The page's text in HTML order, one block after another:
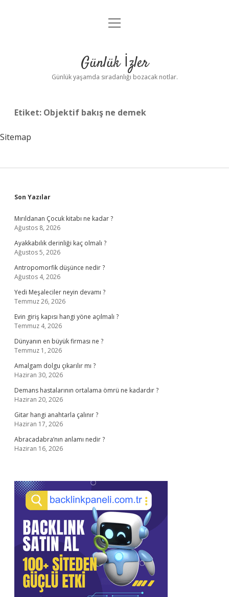
Anasayfa
Yasal Uyarı
menüyü
Günlük İzler
Günlük yaşamda sıradanlığı bozacak notlar.
Etiket: Objektif bakış ne demek
Sitemap
Sidebar
Son Yazılar
Mırıldanan Çocuk kitabı ne kadar ?
Ağustos 8, 2026
Ayakkabılık derinliği kaç olmalı ?
Ağustos 5, 2026
Antropomorfik düşünce nedir ?
Ağustos 4, 2026
Yedi Meşaleciler neyin devamı ?
Temmuz 26, 2026
Evin giriş kapısı hangi yöne açılmalı ?
Temmuz 4, 2026
Dünyanın en büyük firması ne ?
Temmuz 1, 2026
Amalgam dolgu çıkarılır mı ?
Haziran 30, 2026
Demans hastalarının ortalama ömrü ne kadardır ?
Haziran 20, 2026
Gitar hangi anahtarla çalınır ?
Haziran 17, 2026
Abracadabra’nın anlamı nedir ?
Haziran 16, 2026